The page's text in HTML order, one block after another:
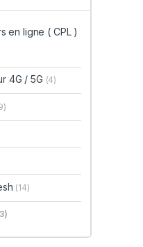
en ligne ( CPL )
4G / 5G (4)
(14)